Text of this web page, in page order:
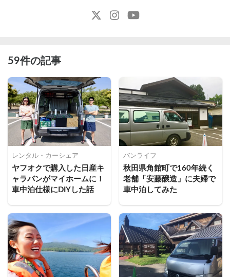
59件の記事
レンタル・カーシェア
ヤフオクで購入した日産キ
ャラバンがマイホームに！
車中泊仕様にDIYした話
バンライフ
秋田県角館町で160年続く
老舗「安藤醸造」に夫婦で
車中泊してみた